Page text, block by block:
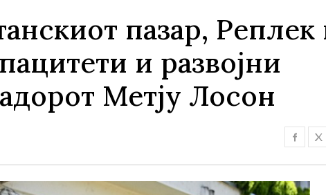
пазар, Реплек
и развојни
Метју Лосон